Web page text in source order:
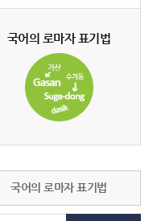
국어의 로마자 표기법
국어의 로마자 표기법